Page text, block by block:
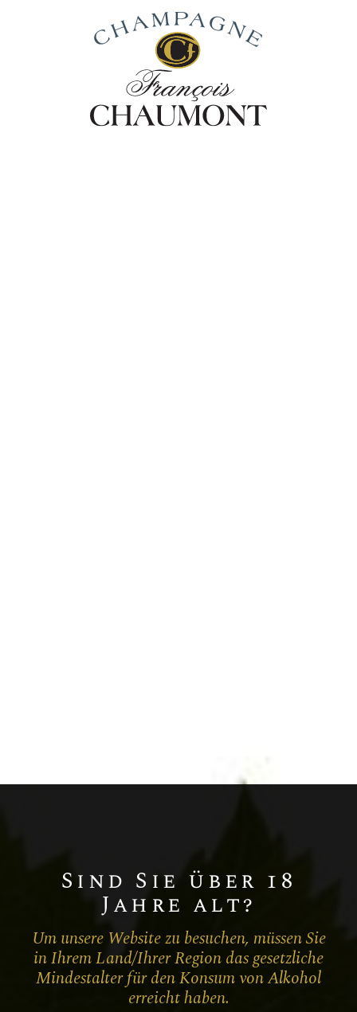
Sind Sie über 18
Jahre alt?
Um unsere Website zu besuchen, müssen Sie
in Ihrem Land/Ihrer Region das gesetzliche
Mindestalter für den Konsum von Alkohol
erreicht haben.
Champagne BLANC DE BLANCS